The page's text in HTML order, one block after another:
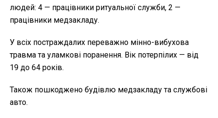
людей: 4 — працівники ритуальної служби, 2 —
працівники медзакладу.
У всіх постраждалих переважно мінно-вибухова
травма та уламкові поранення. Вік потерпілих — від
19 до 64 років.
Також пошкоджено будівлю медзакладу та службові
авто.